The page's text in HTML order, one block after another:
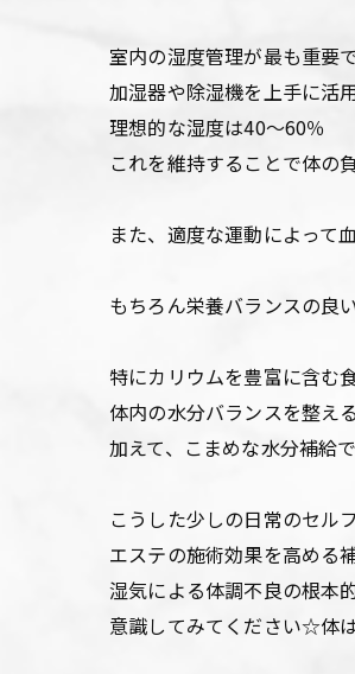
室内の湿度管理が最も重要
加湿器や除湿機を上手に活
理想的な湿度は40～60％
これを維持することで体の
また、適度な運動によっ
もちろん栄養バランスの良
特にカリウムを豊富に含む
体内の水分バランスを整
加えて、こまめな水分補給
こうした少しの日常のセル
エステの施術効果を高める
湿気による体調不良の根本
意識してみてください☆体